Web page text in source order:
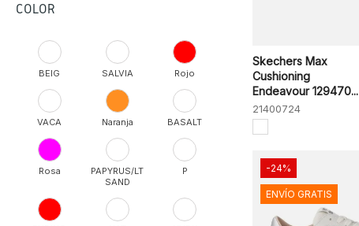
COLOR
BEIG SALVIA Rojo
VACA Naranja BASALT
Rosa
PAPYRUS/LT
SAND
P
Skechers Max
Cushioning
Endeavour 129470...
21400724
-24%
ENVÍO GRATIS